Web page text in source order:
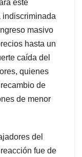
este
indiscriminada
masivo
hasta un
caída del
quienes
de
de menor
del
fue de